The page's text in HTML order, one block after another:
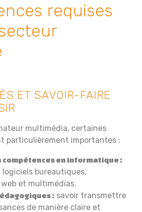
requises
ET SAVOIR-FAIRE
multimédia, certaines
particulièrement importantes :
compétences en informatique :
logiciels bureautiques,
et multimédias.
: savoir transmettre
de manière claire et